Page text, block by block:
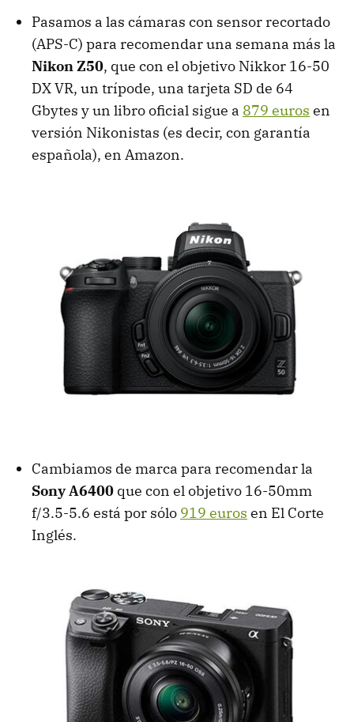
Pasamos a las cámaras con sensor recortado
(APS-C) para recomendar una semana más la
Nikon Z50, que con el objetivo Nikkor 16-50
DX VR, un trípode, una tarjeta SD de 64
Gbytes y un libro oficial sigue a 879 euros en
versión Nikonistas (es decir, con garantía
española), en Amazon.
Cambiamos de marca para recomendar la
Sony A6400 que con el objetivo 16-50mm
f/3.5-5.6 está por sólo 919 euros en El Corte
Inglés.